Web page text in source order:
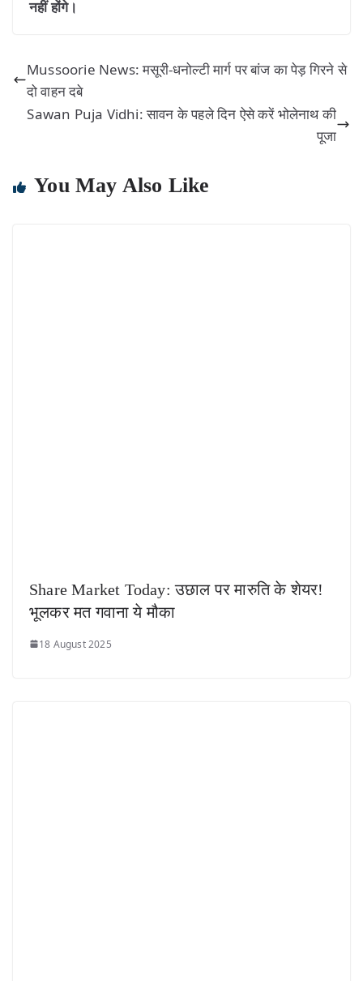
नहीं होंगे।
Mussoorie News: मसूरी-धनोल्टी मार्ग पर बांज का पेड़ गिरने से
दो वाहन दबे
Sawan Puja Vidhi: सावन के पहले दिन ऐसे करें भोलेनाथ की
पूजा
You May Also Like
Share Market Today: उछाल पर मारुति के शेयर!
भूलकर मत गवाना ये मौका
18 August 2025